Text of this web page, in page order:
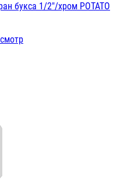
букса 1/2"/хром POTATO